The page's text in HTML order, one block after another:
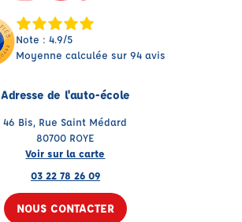
Note : 4.9/5
Moyenne calculée sur 94 avis
Adresse de l'auto-école
46 Bis, Rue Saint Médard
80700 ROYE
Voir sur la carte
03 22 78 26 09
NOUS CONTACTER